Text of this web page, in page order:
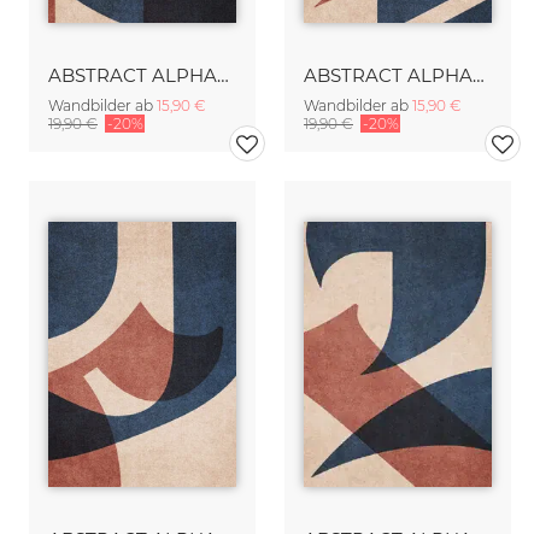
ABSTRACT ALPHABET Gothic C
Wandbilder ab 15,90 €
19,90 € -20%
ABSTRACT ALPHABET Gothic E
Wandbilder ab 15,90 €
19,90 € -20%